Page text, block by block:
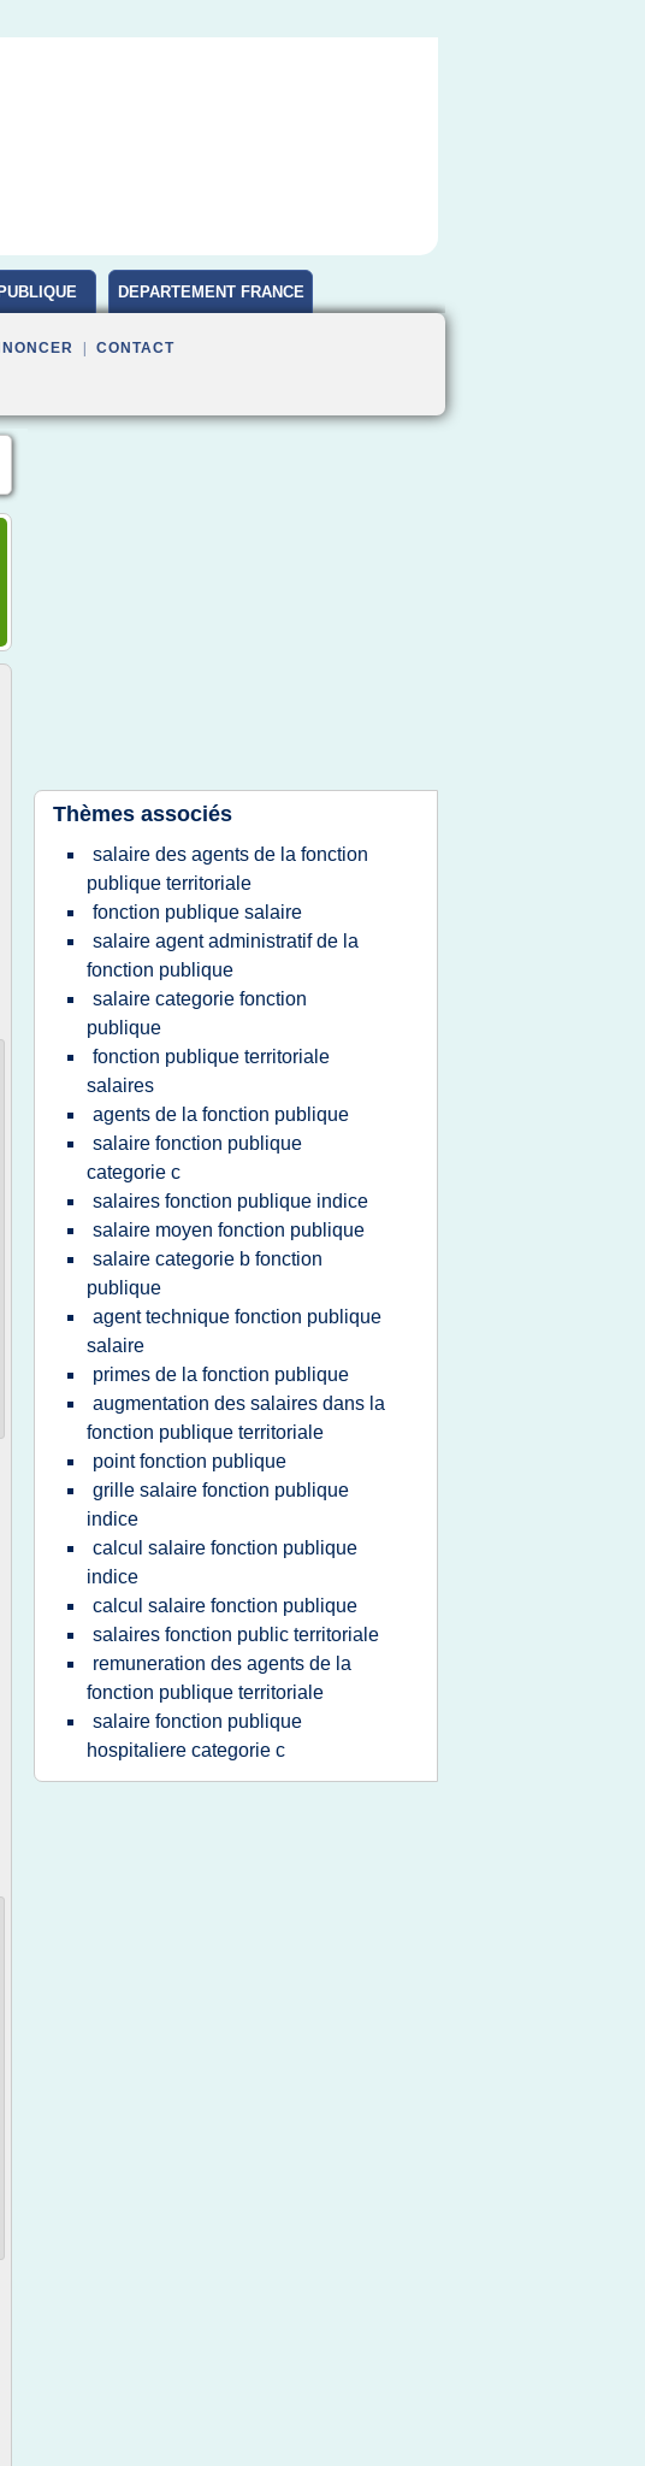
DEPARTEMENT FRANCE
CONTACT
Thèmes associés
salaire des agents de la fonction
publique territoriale
fonction publique salaire
salaire agent administratif de la
fonction publique
salaire categorie fonction
publique
fonction publique territoriale
salaires
agents de la fonction publique
salaire fonction publique
categorie c
salaires fonction publique indice
salaire moyen fonction publique
salaire categorie b fonction
publique
agent technique fonction publique
salaire
primes de la fonction publique
augmentation des salaires dans la
fonction publique territoriale
point fonction publique
grille salaire fonction publique
indice
calcul salaire fonction publique
indice
calcul salaire fonction publique
salaires fonction public territoriale
remuneration des agents de la
fonction publique territoriale
salaire fonction publique
hospitaliere categorie c